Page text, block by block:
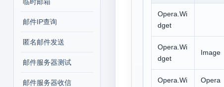
邮件IP查询
匿名邮件发送
邮件服务器测试
邮件服务器收信
Opera.Wi
dget
Opera.Wi
dget
Image
Opera.Wi
Opera